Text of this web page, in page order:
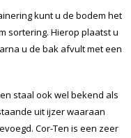
kunt u de bodem het
sortering. Hierop plaatst u
u de bak afvult met een
staal ook wel bekend als
uit ijzer waaraan
Cor-Ten is een zeer